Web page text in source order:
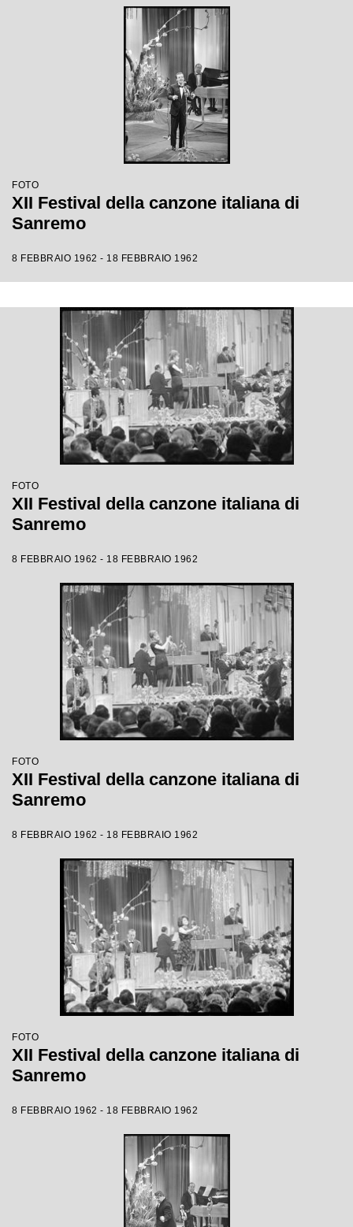
FOTO
XII Festival della canzone italiana di
Sanremo
8 FEBBRAIO 1962 - 18 FEBBRAIO 1962
FOTO
XII Festival della canzone italiana di
Sanremo
8 FEBBRAIO 1962 - 18 FEBBRAIO 1962
FOTO
XII Festival della canzone italiana di
Sanremo
8 FEBBRAIO 1962 - 18 FEBBRAIO 1962
FOTO
XII Festival della canzone italiana di
Sanremo
8 FEBBRAIO 1962 - 18 FEBBRAIO 1962